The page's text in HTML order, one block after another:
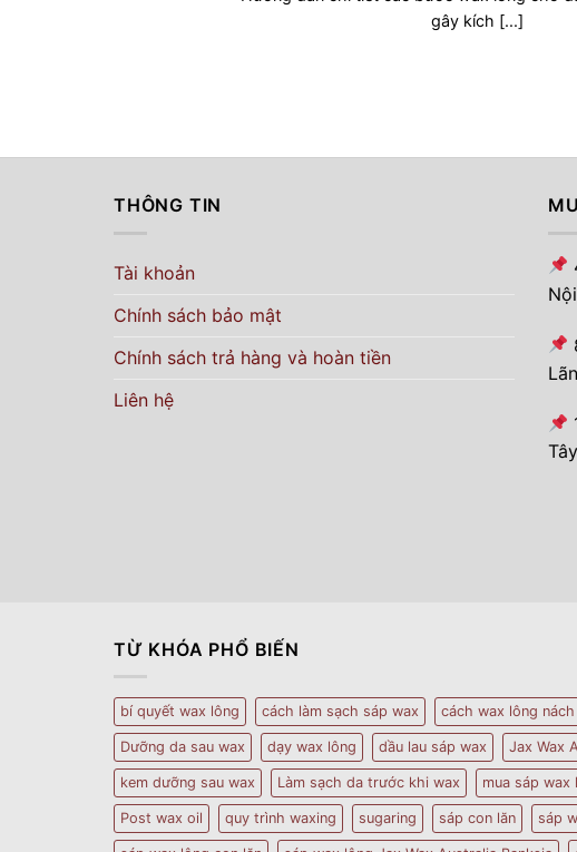
gây kích [...]
THÔNG TIN
Tài khoản
Chính sách bảo mật
Chính sách trả hàng và hoàn tiền
Liên hệ
Nội
TỪ KHÓA PHỔ BIẾN
bí quyết wax lông cách làm sạch sáp wax cách wax lông nách
Dưỡng da sau wax dạy wax lông dầu lau sáp wax Jax Wax
kem dưỡng sau wax Làm sạch da trước khi wax mua sáp wax
Post wax oil quy trình waxing sugaring sáp con lăn sáp